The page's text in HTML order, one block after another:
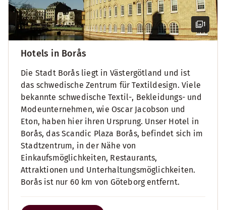
1
Hotels in Borås
Die Stadt Borås liegt in Västergötland und ist
das schwedische Zentrum für Textildesign. Viele
bekannte schwedische Textil-, Bekleidungs- und
Modeunternehmen, wie Oscar Jacobson und
Eton, haben hier ihren Ursprung. Unser Hotel in
Borås, das Scandic Plaza Borås, befindet sich im
Stadtzentrum, in der Nähe von
Einkaufsmöglichkeiten, Restaurants,
Attraktionen und Unterhaltungsmöglichkeiten.
Borås ist nur 60 km von Göteborg entfernt.